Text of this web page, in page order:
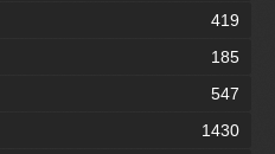
419
185
547
1430